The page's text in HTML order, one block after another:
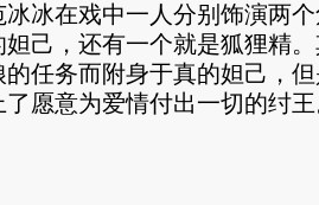
在戏中一人分别饰演两个
妲己，还有一个就是狐狸精
的任务而附身于真的妲己，
了愿意为爱情付出一切的纣